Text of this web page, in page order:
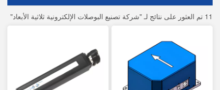
11 تم العثور على نتائج لـ "شركة تصنيع البوصلات الإلكترونية ثلاثية الأبعاد"